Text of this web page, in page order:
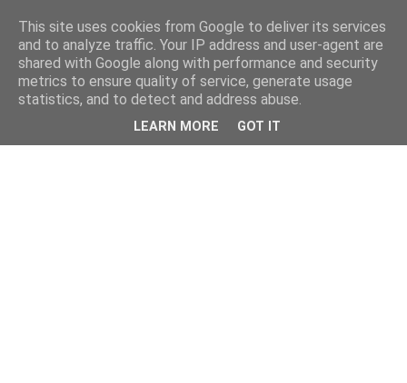
This site uses cookies from Google to deliver its services
and to analyze traffic. Your IP address and user-agent are
shared with Google along with performance and security
metrics to ensure quality of service, generate usage
statistics, and to detect and address abuse.
LEARN MORE GOT IT